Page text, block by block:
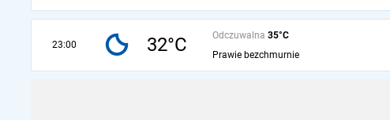
23:00 32°C Odczuwalna 35°C
Prawie bezchmurnie